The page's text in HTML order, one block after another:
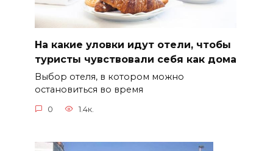
На какие уловки идут отели, чтобы
туристы чувствовали себя как дома
Выбор отеля, в котором можно
остановиться во время
0 1.4к.